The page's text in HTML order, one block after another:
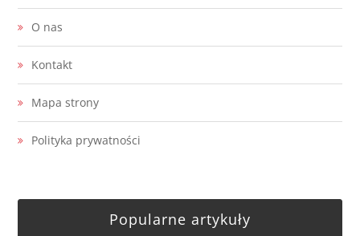
O nas
Kontakt
Mapa strony
Polityka prywatności
Popularne artykuły